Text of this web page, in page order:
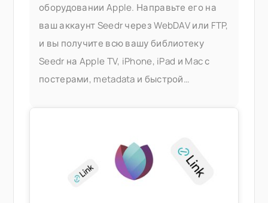
оборудовании Apple. Направьте его на
ваш аккаунт Seedr через WebDAV или FTP,
и вы получите всю вашу библиотеку
Seedr на Apple TV, iPhone, iPad и Mac с
постерами, metadata и быстрой